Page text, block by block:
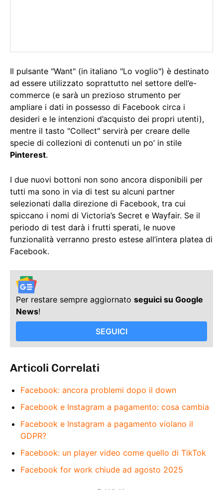
Il pulsante "Want" (in italiano "Lo voglio") è destinato
ad essere utilizzato soprattutto nel settore dell’e-
commerce (e sarà un prezioso strumento per
ampliare i dati in possesso di Facebook circa i
desideri e le intenzioni d’acquisto dei propri utenti),
mentre il tasto "Collect" servirà per creare delle
specie di collezioni di contenuti un po’ in stile
Pinterest.
I due nuovi bottoni non sono ancora disponibili per
tutti ma sono in via di test su alcuni partner
selezionati dalla direzione di Facebook, tra cui
spiccano i nomi di Victoria’s Secret e Wayfair. Se il
periodo di test darà i frutti sperati, le nuove
funzionalità verranno presto estese all’intera platea di
Facebook.
Per restare sempre aggiornato seguici su Google
News!
SEGUICI
Articoli Correlati
Facebook: ancora problemi dopo il down
Facebook e Instagram a pagamento: cosa cambia
Facebook e Instagram a pagamento violano il
GDPR?
Facebook: un player video come quello di TikTok
Facebook for work chiude ad agosto 2025